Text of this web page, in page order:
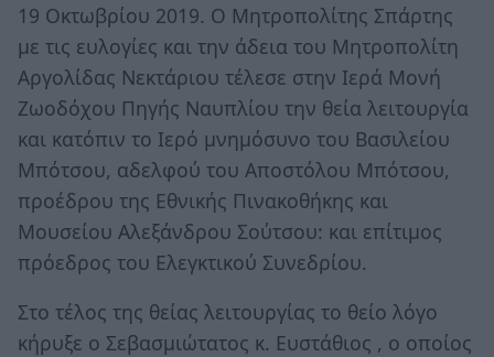
19 Οκτωβρίου 2019. Ο Μητροπολίτης Σπάρτης
με τις ευλογίες και την άδεια του Μητροπολίτη
Αργολίδας Νεκτάριου τέλεσε στην Ιερά Μονή
Ζωοδόχου Πηγής Ναυπλίου την θεία λειτουργία
και κατόπιν το Ιερό μνημόσυνο του Βασιλείου
Μπότσου, αδελφού του Αποστόλου Μπότσου,
προέδρου της Εθνικής Πινακοθήκης και
Μουσείου Αλεξάνδρου Σούτσου: και επίτιμος
πρόεδρος του Ελεγκτικού Συνεδρίου.
Στο τέλος της θείας λειτουργίας το θείο λόγο
κήρυξε ο Σεβασμιώτατος κ. Ευστάθιος , ο οποίος